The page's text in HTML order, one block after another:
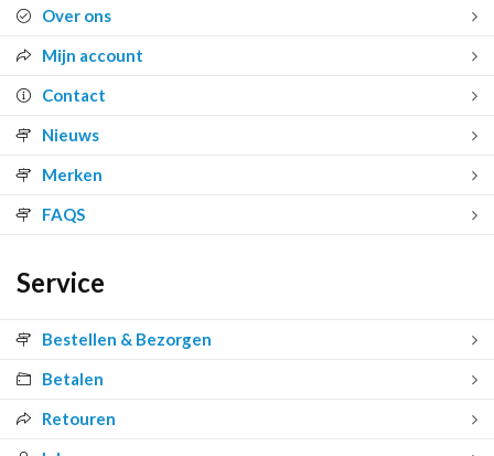
Over ons
Mijn account
Contact
Nieuws
Merken
FAQS
Service
Bestellen & Bezorgen
Betalen
Retouren